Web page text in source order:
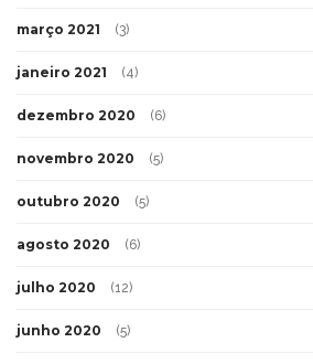
março 2021 (3)
janeiro 2021 (4)
dezembro 2020 (6)
novembro 2020 (5)
outubro 2020 (5)
agosto 2020 (6)
julho 2020 (12)
junho 2020 (5)